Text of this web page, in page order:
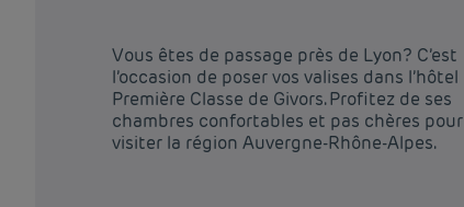
Vous êtes de passage près de Lyon? C’est
l’occasion de poser vos valises dans l’hôtel
Première Classe de Givors. Profitez de ses
chambres confortables et pas chères pour
visiter la région Auvergne-Rhône-Alpes.